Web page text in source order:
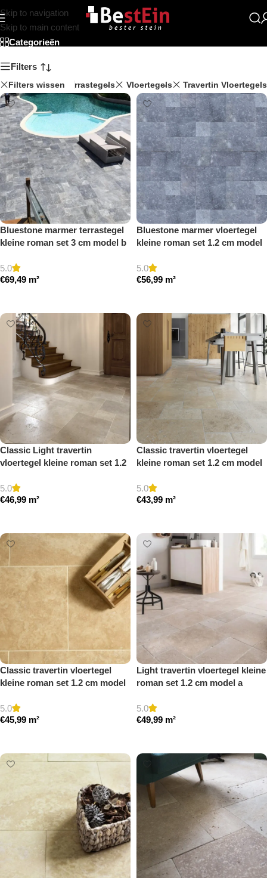
Skip to navigation
Skip to main content
Roman Patroon
Categorieën
Filters
Filters wissen
Marmer Terrastegels Vloertegels Travertin Vloertegels
Bluestone marmer terrastegel
kleine roman set 3 cm model b
5.0
€69,49 m²
Bluestone marmer vloertegel
kleine roman set 1.2 cm model
5.0
€56,99 m²
Classic Light travertin
vloertegel kleine roman set 1.2
5.0
€46,99 m²
Classic travertin vloertegel
kleine roman set 1.2 cm model
5.0
€43,99 m²
Classic travertin vloertegel
kleine roman set 1.2 cm model
5.0
€45,99 m²
Light travertin vloertegel kleine
roman set 1.2 cm model a
5.0
€49,99 m²